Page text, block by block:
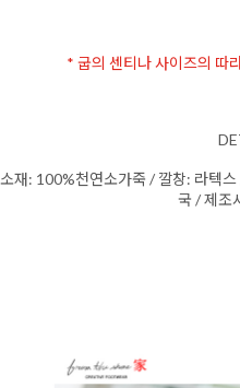
* 굽의 센티나 사이즈의 따
소재: 100%천연소가죽 / 깔창: 라텍
국 / 제조